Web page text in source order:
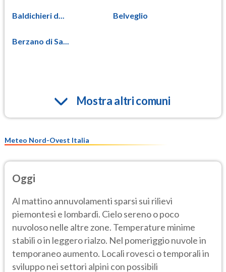
Baldichieri d... Belveglio
Berzano di Sa...
Mostra altri comuni
Meteo Nord-Ovest Italia
Oggi
Al mattino annuvolamenti sparsi sui rilievi
piemontesi e lombardi. Cielo sereno o poco
nuvoloso nelle altre zone. Temperature minime
stabili o in leggero rialzo. Nel pomeriggio nuvole in
temporaneo aumento. Locali rovesci o temporali in
sviluppo nei settori alpini con possibili